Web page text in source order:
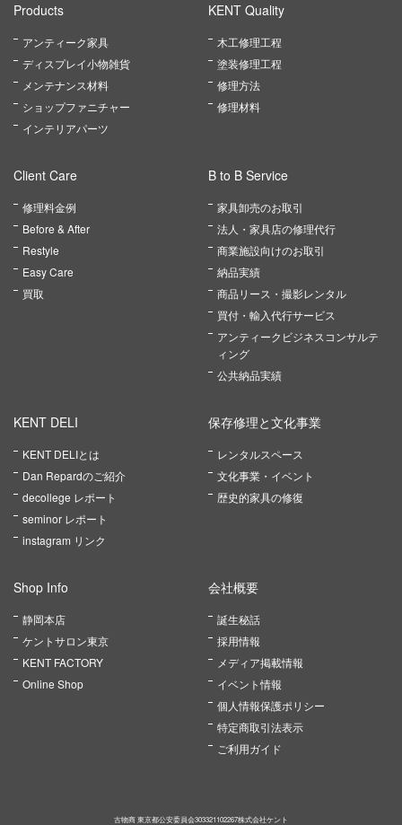
Products
アンティーク家具
ディスプレイ小物雑貨
メンテナンス材料
ショップファニチャー
インテリアパーツ
KENT Quality
木工修理工程
塗装修理工程
修理方法
修理材料
Client Care
修理料金例
Before & After
Restyle
Easy Care
買取
B to B Service
家具卸売のお取引
法人・家具店の修理代行
商業施設向けのお取引
納品実績
商品リース・撮影レンタル
買付・輸入代行サービス
アンティークビジネスコンサルテ
ィング
公共納品実績
KENT DELI
KENT DELIとは
Dan Repardのご紹介
decollege レポート
seminor レポート
instagram リンク
保存修理と文化事業
レンタルスペース
文化事業・イベント
歴史的家具の修復
Shop Info
静岡本店
ケントサロン東京
KENT FACTORY
Online Shop
会社概要
誕生秘話
採用情報
メディア掲載情報
イベント情報
個人情報保護ポリシー
特定商取引法表示
ご利用ガイド
古物商 東京都公安委員会303321102267株式会社ケント